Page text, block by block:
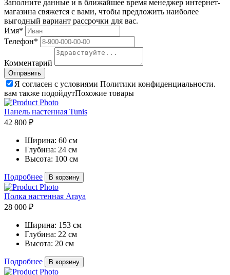
Заполните данные и в ближайшее время менеджер интернет-
магазина свяжется с вами, чтобы предложить наиболее
выгодный вариант рассрочки для вас.
Имя*
Телефон*
Комментарий
Я согласен с условиями Политики конфиденциальности.
вам также подойдутПохожие товары
Панель настенная Tunis
42 800 ₽
Ширина: 60 см
Глубина: 24 см
Высота: 100 см
Подробнее В корзину
Полка настенная Araya
28 000 ₽
Ширина: 153 см
Глубина: 22 см
Высота: 20 см
Подробнее В корзину